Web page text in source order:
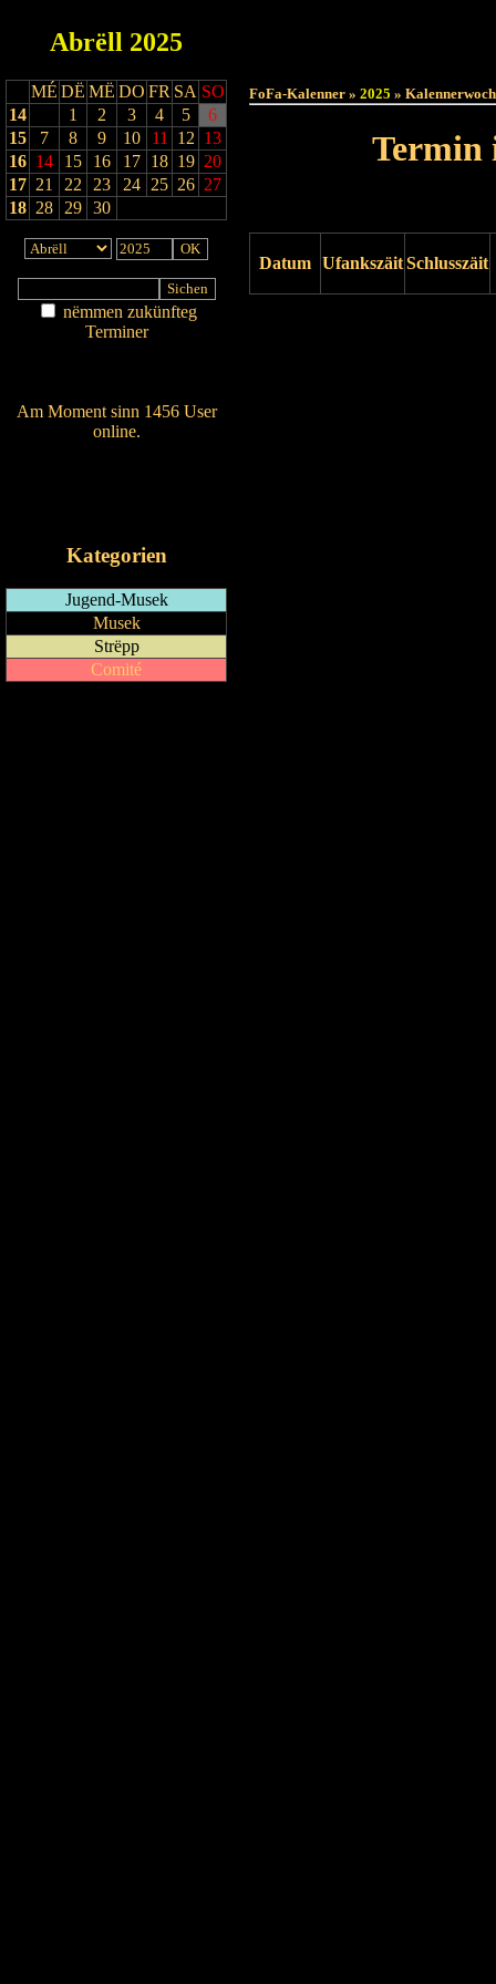
Abrëll 2025
MÉ DË MË DO FR SA SO
14
1 2 3 4 5
6
15
7 8 9 10 11 12 13
16 14 15 16 17 18 19 20
17 21 22 23 24 25 26 27
18 28 29 30
nëmmen zukünfteg
Terminer
Am Moment sinn 1456 User
online.
Kategorien
Jugend-Musek
Musek
Strëpp
Comité
FoFa-Kalenner » 2025 »
Termin
Datum UfankszäitSchlusszäit